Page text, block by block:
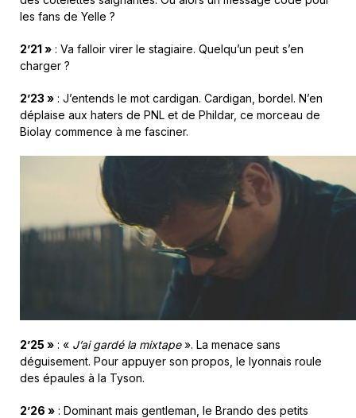
les fans de Yelle ?
2’21 » : Va falloir virer le stagiaire. Quelqu’un peut s’en
charger ?
2’23 » : J’entends le mot cardigan. Cardigan, bordel. N’en
déplaise aux haters de PNL et de Phildar, ce morceau de
Biolay commence à me fasciner.
2’25 » : « J’ai gardé la mixtape». La menace sans
déguisement. Pour appuyer son propos, le lyonnais roule
des épaules à la Tyson.
2’26 » : Dominant mais gentleman, le Brando des petits